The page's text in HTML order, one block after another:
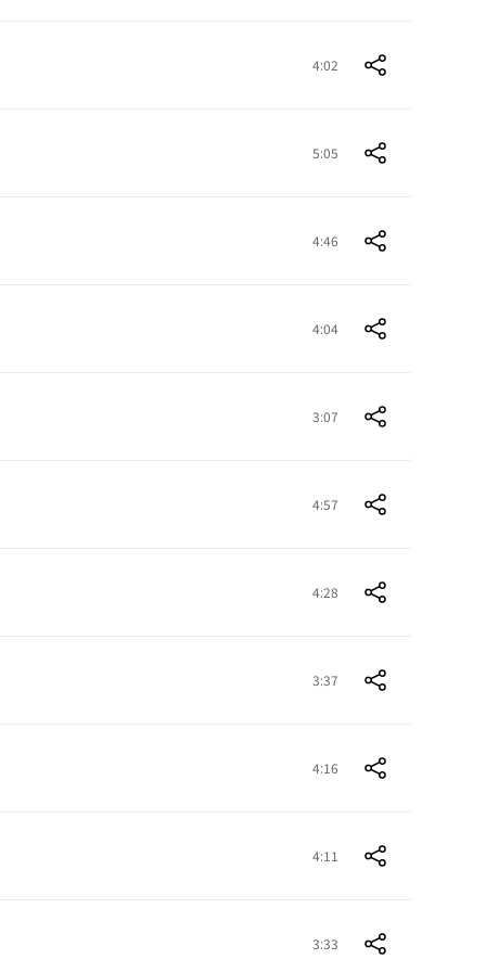
4:02
5:05
4:46
4:04
3:07
4:57
4:28
3:37
4:16
4:11
3:33